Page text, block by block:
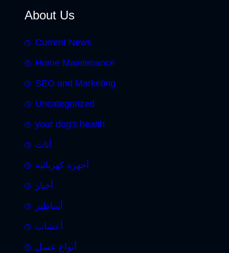
About Us
Current News
Home Maintenance
SEO and Marketing
Uncategorized
your dog's health
أثاث
أجهزة كهربائية
أخبار
أساطير
أعشاب
أنواع عسل